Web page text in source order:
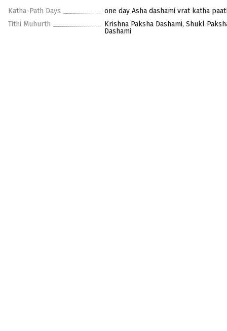
Katha-Path Days
one day Asha dashami vrat katha
Tithi Muhurth
Krishna Paksha Dashami, Shukl
Dashami